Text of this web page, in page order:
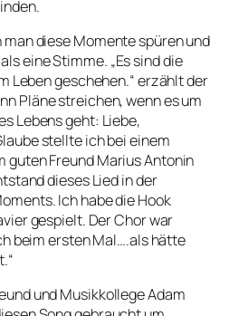
man diese Momente spüren und
eine Stimme. „Es sind die
Leben geschehen.“ erzählt der
Pläne streichen, wenn es um
Lebens geht: Liebe,
stellte ich bei einem
guten Freund Marius Antonin
dieses Lied in der
Ich habe die Hook
gespielt. Der Chor war
beim ersten Mal….als hätte
und Musikkollege Adam